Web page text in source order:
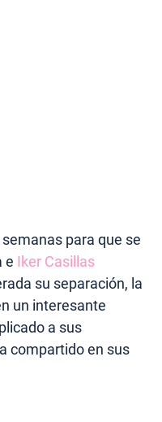
para que se
e Iker Casillas
su separación, la
un interesante
a sus
compartido en sus